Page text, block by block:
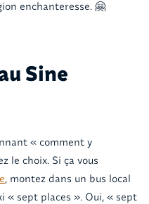
enchanteresse. 🤗
Sine
« comment y
le choix. Si ça vous
, montez dans un bus local
« sept places ». Oui, « sept